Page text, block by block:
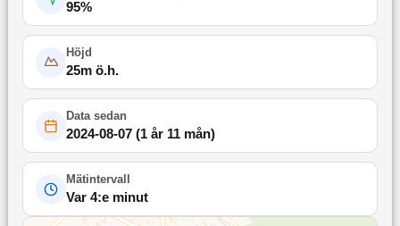
95%
Höjd
25m ö.h.
Data sedan
2024-08-07(1 år 11 mån)
Mätintervall
Var 4:e minut